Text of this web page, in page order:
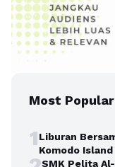
Most Popular
1Liburan
Komodo
SMK Pelita